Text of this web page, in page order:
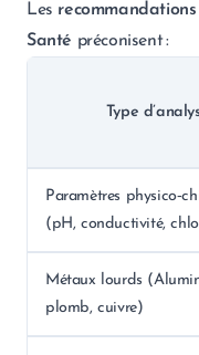
Les recommandations
Santé préconisent :
Type
Paramètres
(pH, conductivité,
Métaux lourds
plomb, cuivre)